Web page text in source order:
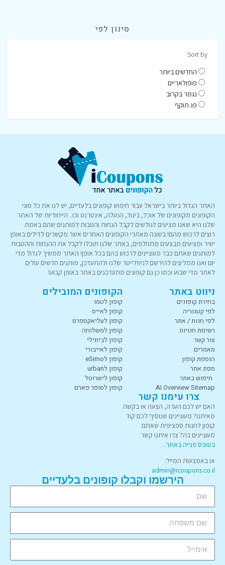
סינון לפי
Sort by
החדשים ביותר
פופולאריים
נגמר בקרוב
פג תוקף
האתר הגדול ביותר בישראל עבור חיפוש קופונים בלעדיים, יש לנו את כל סוגי
הקופונים מקופונים של אוכל, ביגוד, הנעלה, אינטרנט וכו.. הייחודיות של האתר
שלנו היא שאנו מציעים לגולשים לקבל הנחות והטבות למותגים שהם באמת
רוצים לרכוש מהם! בשונה מאתרי הקופונים האחרים אשר מקשרים לדילים באופן
ישיר ומציעים מבצעים מתחלפים, באתר שלנו תוכלו לקבל את ההנחות וההטבות
למותגים שאתם כבר מעוניינים לרכוש בהם בכל אופן! האתר ממשיך לגדול מדי
יום ואנו ממליצים להירשם לניוזלייטר שלנו ולהתעדכן, מותגים חדשים עולים
לאתר מדי שבוע וכמו כן גם קופונים מתעדכנים באתר באופן קבוע!
ניווט באתר
בחירת קופונים
לפי קטגוריה
לפי חנות / אתר
רשימת חנויות
צור קשר
מאמרים
הוספת קופון
מפת אתר
חיפוש באתר
AI Overview Sitemap
הקופונים המובילים
קופון לטמו
קופון לאייס
קופון לעליאקספרס
קופון למשלוחה
קופון לביתילי
קופון לאייבורי
קופון לeSimo
קופון לurban
קופון לישרוטל
קופון לסופר פארם
צרו עימנו קשר
האם יש לכם הערה, הצעה או בקשה
מאיתנו? מעוניינים שנוסיף לכם קוד
קופון לחנות ספציפית שאתם
מעוניינים בה? צרו איתנו קשר
בטופס פנייה באתר.
או באמצעות המייל:
admin@icoupons.co.il
הירשמו וקבלו קופונים בלעדיים